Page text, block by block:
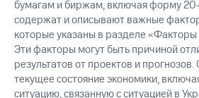
бумагам и биржам, включая форму
содержат и описывают важные
которые указаны в разделе
Эти факторы могут быть причиной
результатов от проектов и
текущее состояние экономики,
ситуацию, связанную с ситуацией в